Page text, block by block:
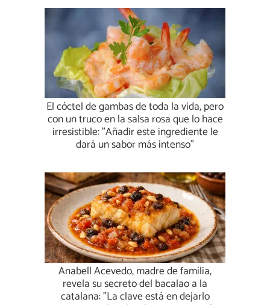
El cóctel de gambas de toda la vida, pero
con un truco en la salsa rosa que lo hace
irresistible: "Añadir este ingrediente le
dará un sabor más intenso"
Anabell Acevedo, madre de familia,
revela su secreto del bacalao a la
catalana: "La clave está en dejarlo